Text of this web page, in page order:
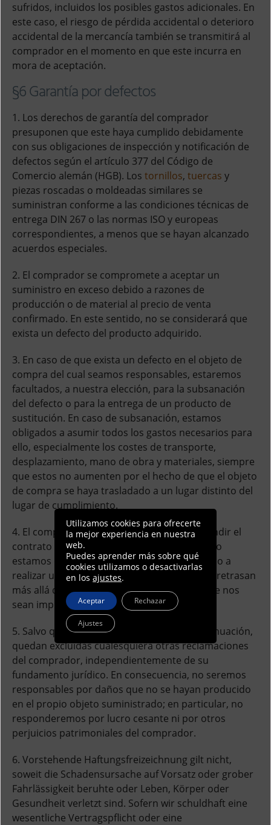
sufridos, incluidos los posibles gastos adicionales. En
este caso, el riesgo de pérdida accidental o deterioro
accidental de la mercancía también se transmitirá al
comprador en el momento en que este incurra en
mora de aceptación.
§6 Garantía por defectos
1. Los derechos de garantía del comprador
presuponen que este haya cumplido debidamente
con sus obligaciones de inspección y notificación de
defectos según el artículo 377 del Código de
Comercio alemán (HGB). Los tornillos, tuercas y
piezas roscadas o moldeadas similares se
suministran conforme a las condiciones técnicas de
entrega DIN 267 o las normas ISO y europeas
correspondientes, a menos que se hayan alcanzado
acuerdos especiales.
2. El comprador se compromete a aceptar un
suministro en exceso debido a razones de
producción o de material al precio de venta
confirmado. En este sentido, no se considerará que
exista un defecto del producto adquirido.
3. En caso de que exista un defecto en el objeto de
compra del cual seamos responsables, estaremos
facultados, a nuestra elección, para la subsanación
del defecto o para la entrega de un producto de
sustitución. En caso de subsanación, estamos
obligados a asumir todos los gastos necesarios para
ello, especialmente los costes de transporte,
desplazamiento, mano de obra y materiales, siempre
que estos no aumenten por el hecho de que el objeto
de compra se haya trasladado a un lugar distinto del
lugar de cumplimiento.
4. El comprador solo tendrá derecho a rescindir el
contrato o a reducir el precio de compra si no
estamos dispuestos a subsanar los defectos o a
realizar una entrega sustitutiva, o si estas se retrasan
más allá de plazos razonables por causas que nos
sean imputables.
5. Salvo que se disponga lo contrario a continuación,
quedan excluidas cualesquiera otras reclamaciones
del comprador, independientemente de su
fundamento jurídico. En consecuencia, no seremos
responsables por daños que no se hayan producido
en el propio objeto suministrado; en particular, no
responderemos por lucro cesante ni por otros
perjuicios patrimoniales del comprador.
6. Vorstehende Haftungsfreizeichnung gilt nicht,
soweit die Schadensursache auf Vorsatz oder grober
Fahrlässigkeit beruhte oder Leben, Körper oder
Gesundheit verletzt sind. Sofern wir schuldhaft eine
wesentliche Vertragspflicht oder eine
Utilizamos cookies para ofrecerte
la mejor experiencia en nuestra
web.
Puedes aprender más sobre qué
cookies utilizamos o desactivarlas
en losajustes.
Aceptar Rechazar
Ajustes